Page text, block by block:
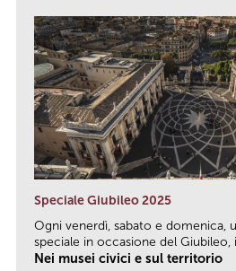
Speciale Giubileo 2025
Ogni venerdì, sabato e domenica,
speciale in occasione del Giubileo,
Nei musei civici e sul territorio